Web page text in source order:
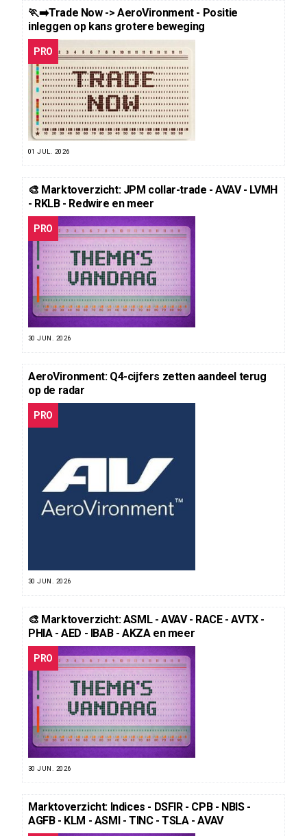
🏃‍➡️Trade Now -> AeroVironment - Positie
inleggen op kans grotere beweging
PRO
01 JUL. 2026
🎨 Marktoverzicht: JPM collar-trade - AVAV - LVMH
- RKLB - Redwire en meer
PRO
30 JUN. 2026
AeroVironment: Q4-cijfers zetten aandeel terug
op de radar
PRO
30 JUN. 2026
🎨 Marktoverzicht: ASML - AVAV - RACE - AVTX -
PHIA - AED - IBAB - AKZA en meer
PRO
30 JUN. 2026
Marktoverzicht: Indices - DSFIR - CPB - NBIS -
AGFB - KLM - ASMI - TINC - TSLA - AVAV